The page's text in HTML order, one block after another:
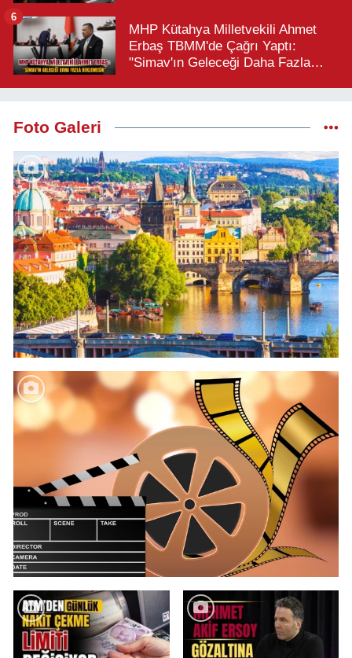
MHP Kütahya Milletvekili Ahmet
Erbaş TBMM'de Çağrı Yaptı:
"Simav'ın Geleceği Daha Fazla
6
Foto Galeri